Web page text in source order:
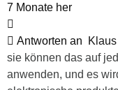
7 Monate her
Antworten an
sie können das auf
anwenden, und es